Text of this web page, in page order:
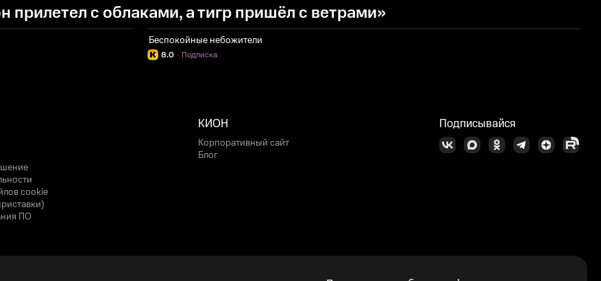
с облаками, а тигр пришёл с ветрами»
Беспокойные небожители
8.0 Подписка
·
cookie
ПО
КИОН
Корпоративный сайт
Блог
Подписывайся